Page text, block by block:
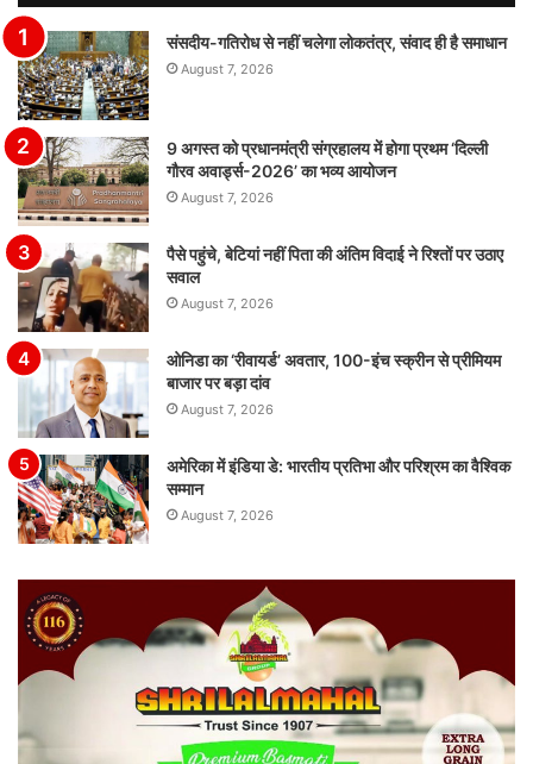
संसदीय-गतिरोध से नहीं चलेगा लोकतंत्र, संवाद ही है समाधान
August 7, 2026
9 अगस्त को प्रधानमंत्री संग्रहालय में होगा प्रथम ‘दिल्ली
गौरव अवार्ड्स-2026’ का भव्य आयोजन
August 7, 2026
पैसे पहुंचे, बेटियां नहीं पिता की अंतिम विदाई ने रिश्तों पर उठाए
सवाल
August 7, 2026
ओनिडा का ‘रीवायर्ड’ अवतार, 100-इंच स्क्रीन से प्रीमियम
बाजार पर बड़ा दांव
August 7, 2026
अमेरिका में इंडिया डे: भारतीय प्रतिभा और परिश्रम का वैश्विक
सम्मान
August 7, 2026